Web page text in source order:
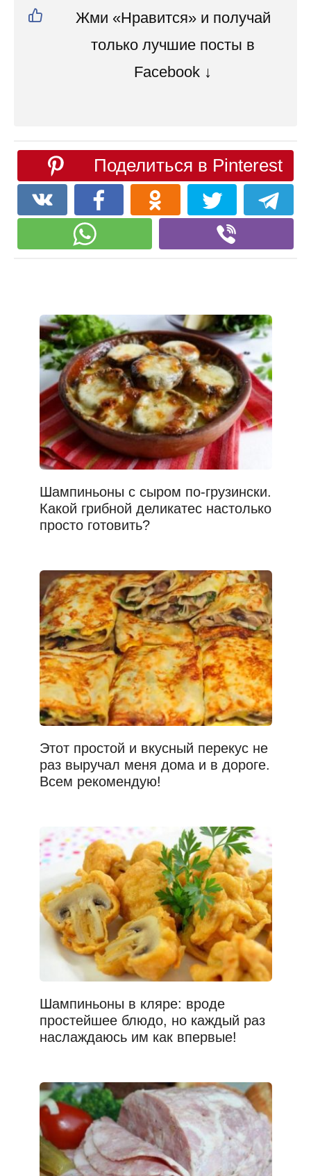
Жми «Нравится» и получай
только лучшие посты в
Facebook ↓
Поделиться в Pinterest
Шампиньоны с сыром по-грузински.
Какой грибной деликатес настолько
просто готовить?
Этот простой и вкусный перекус не
раз выручал меня дома и в дороге.
Всем рекомендую!
Шампиньоны в кляре: вроде
простейшее блюдо, но каждый раз
наслаждаюсь им как впервые!